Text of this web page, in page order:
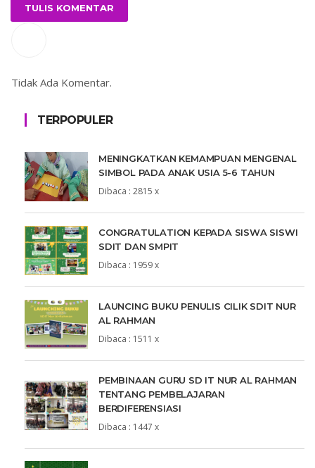
TULIS KOMENTAR
Tidak Ada Komentar.
TERPOPULER
MENINGKATKAN KEMAMPUAN MENGENAL
SIMBOL PADA ANAK USIA 5-6 TAHUN
Dibaca : 2815 x
CONGRATULATION KEPADA SISWA SISWI
SDIT DAN SMPIT
Dibaca : 1959 x
LAUNCING BUKU PENULIS CILIK SDIT NUR
AL RAHMAN
Dibaca : 1511 x
PEMBINAAN GURU SD IT NUR AL RAHMAN
TENTANG PEMBELAJARAN
BERDIFERENSIASI
Dibaca : 1447 x